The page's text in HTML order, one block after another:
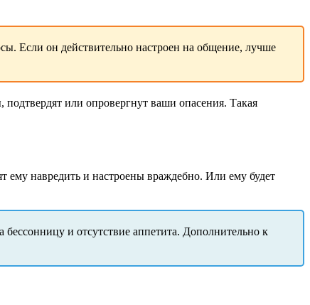
Если он действительно настроен на общение, лучше
или опровергнут ваши опасения. Такая
ему навредить и настроены враждебно. Или ему будет
бессонницу и отсутствие аппетита. Дополнительно к